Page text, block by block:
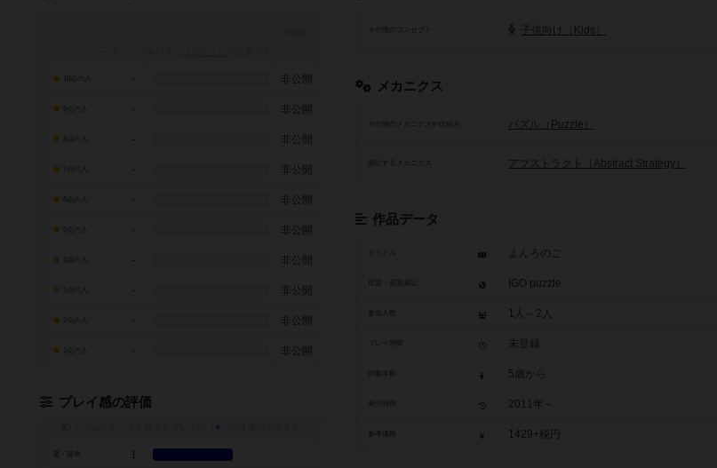
その他のコンセプト 子供向け（Kids）
メカニクス
その他のメカニクスや仕組み パズル（Puzzle）
頻出するメカニクス アブストラクト（Abstract Strategy）
作品データ
タイトル よんろのご
IGO puzzle
参加人数 1人～2人
未登録
5歳から
2011年～
参考価格 1429+税円
- 非公開
- 非公開
- 非公開
7点の人 - 非公開
- 非公開
- 非公開
- 非公開
- 非公開
- 非公開
- 非公開
プレイ感の評価
※
1